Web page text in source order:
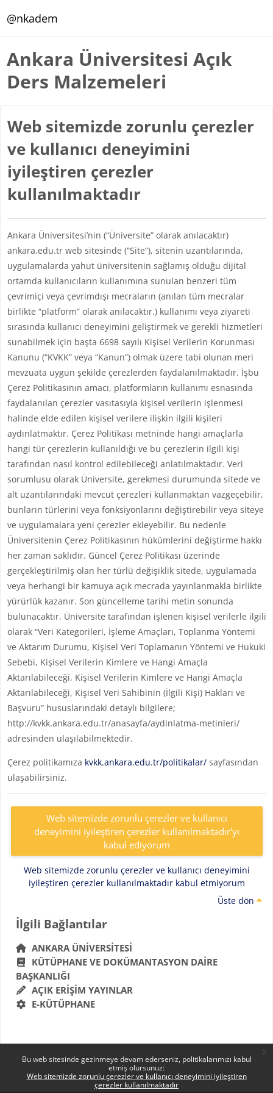
Bu web sitesinde gezinmeye devam ederseniz, politikalarımızı kabul
etmiş olursunuz:
Web sitemizde zorunlu çerezler ve kullanıcı deneyimini iyileştiren
çerezler kullanılmaktadır
@nkadem
Ankara Üniversitesi Açık
Ders Malzemeleri
Web sitemizde zorunlu çerezler
ve kullanıcı deneyimini
iyileştiren çerezler
kullanılmaktadır
Ankara Üniversitesi’nin (“Üniversite” olarak anılacaktır)
ankara.edu.tr web sitesinde (“Site”), sitenin uzantılarında,
uygulamalarda yahut üniversitenin sağlamış olduğu dijital
ortamda kullanıcıların kullanımına sunulan benzeri tüm
çevrimiçi veya çevrimdışı mecraların (anılan tüm mecralar
birlikte “platform” olarak anılacaktır.) kullanımı veya ziyareti
sırasında kullanıcı deneyimini geliştirmek ve gerekli hizmetleri
sunabilmek için başta 6698 sayılı Kişisel Verilerin Korunması
Kanunu (“KVKK” veya “Kanun”) olmak üzere tabi olunan meri
mevzuata uygun şekilde çerezlerden faydalanılmaktadır. İşbu
Çerez Politikasının amacı, platformların kullanımı esnasında
faydalanılan çerezler vasıtasıyla kişisel verilerin işlenmesi
halinde elde edilen kişisel verilere ilişkin ilgili kişileri
aydınlatmaktır. Çerez Politikası metninde hangi amaçlarla
hangi tür çerezlerin kullanıldığı ve bu çerezlerin ilgili kişi
tarafından nasıl kontrol edilebileceği anlatılmaktadır. Veri
sorumlusu olarak Üniversite, gerekmesi durumunda sitede ve
alt uzantılarındaki mevcut çerezleri kullanmaktan vazgeçebilir,
bunların türlerini veya fonksiyonlarını değiştirebilir veya siteye
ve uygulamalara yeni çerezler ekleyebilir. Bu nedenle
Üniversitenin Çerez Politikasının hükümlerini değiştirme hakkı
her zaman saklıdır. Güncel Çerez Politikası üzerinde
gerçekleştirilmiş olan her türlü değişiklik sitede, uygulamada
veya herhangi bir kamuya açık mecrada yayınlanmakla birlikte
yürürlük kazanır. Son güncelleme tarihi metin sonunda
bulunacaktır. Üniversite tarafından işlenen kişisel verilerle ilgili
olarak “Veri Kategorileri, İşleme Amaçları, Toplanma Yöntemi
ve Aktarım Durumu, Kişisel Veri Toplamanın Yöntemi ve Hukuki
Sebebi, Kişisel Verilerin Kimlere ve Hangi Amaçla
Aktarılabileceği, Kişisel Verilerin Kimlere ve Hangi Amaçla
Aktarılabileceği, Kişisel Veri Sahibinin (İlgili Kişi) Hakları ve
Başvuru” hususlarındaki detaylı bilgilere;
http://kvkk.ankara.edu.tr/anasayfa/aydinlatma-metinleri/
adresinden ulaşılabilmektedir.
Çerez politikamıza kvkk.ankara.edu.tr/politikalar/sayfasından
ulaşabilirsiniz.
Web sitemizde zorunlu çerezler ve kullanıcı
deneyimini iyileştiren çerezler kullanılmaktadır'yı
kabul ediyorum
Web sitemizde zorunlu çerezler ve kullanıcı deneyimini
iyileştiren çerezler kullanılmaktadır kabul etmiyorum
Üste dön
Bloklar
İlgili Bağlantılar 'yı atla
İlgili Bağlantılar
ANKARA ÜNIVERSITESI
KÜTÜPHANE VE DOKÜMANTASYON DAIRE
BAŞKANLIĞI
AÇIK ERIŞIM YAYINLAR
E-KÜTÜPHANE